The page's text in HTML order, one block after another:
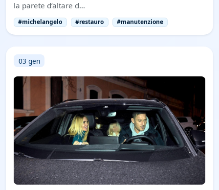
la parete d’altare d…
#michelangelo #restauro #manutenzione
03 gen